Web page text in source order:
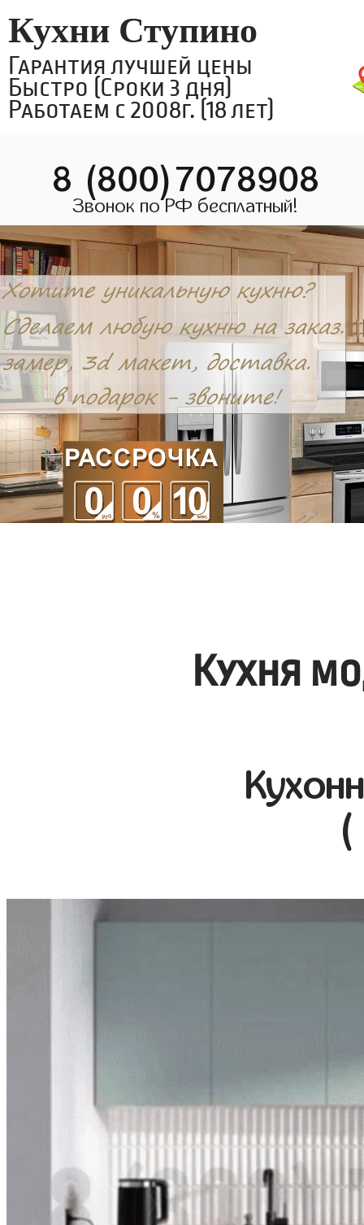
Кухни Ступино
Гарантия лучшей цены
Быстро (Сроки 3 дня)
Работаем с 2008г. (18 лет)
8 (800)7078908
Звонок по РФ бесплатный!
Кухня
(